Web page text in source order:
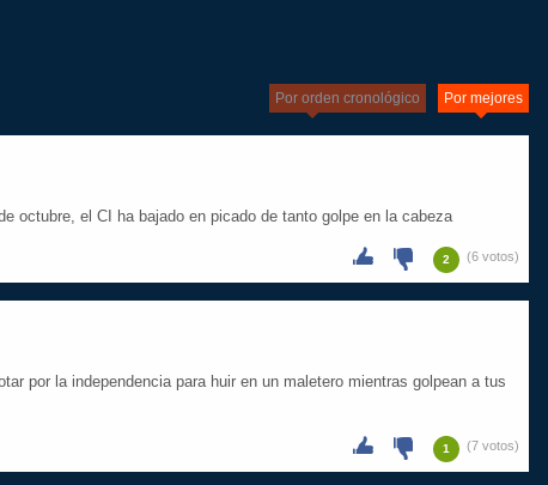
Por mejores
Por orden cronológico
octubre, el CI ha bajado en picado de tanto golpe en la cabeza
2 (6 votos)
por la independencia para huir en un maletero mientras golpean a tus
1 (7 votos)